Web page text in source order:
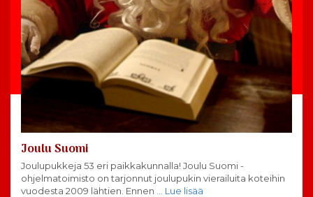
Joulu Suomi
Joulupukkeja 53 eri paikkakunnalla! Joulu Suomi -
ohjelmatoimisto on tarjonnut joulupukin vierailuita koteihin
vuodesta 2009 lähtien. Ennen … Lue lisää